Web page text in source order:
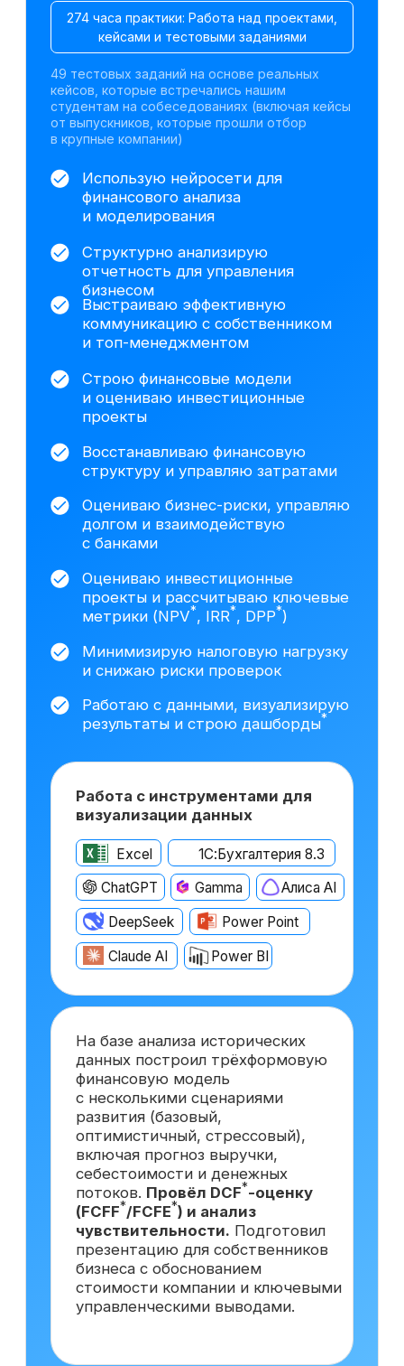
На основе исследования 3408 вакансий hh.ru
мы выделяем наиболее важные навыки,
которым клиенты обучаются на курсе
Минимизирую налоговую нагрузку
и снижаю риски проверок
Оцениваю бизнес-риски, управляю
долгом и взаимодействую
с банками
результаты и строю дашборды
Оцениваю инвестиционные
проекты и рассчитываю ключевые
метрики (NPV*, IRR*, DPP*)
На базе анализа исторических
данных построил трёхформовую
финансовую модель
развития (базовый,
оптимистичный, стрессовый),
включая прогноз выручки,
потоков.Провёл DCF*-оценку
(FCFF /FCFE ) и анализ
чувствительности.Подготовил
презентацию для собственников
стоимости компании и ключевыми
управленческими выводами.
Работа с инструментами для
Excel
Power Point
ChatGPT
1С:Бухгалтерия 8.3
Gamma
DeepSeek
финансовый директор
После прохождения курса
на вакансии востребованной
и высокооплачиваемой
должности
Финансовый директор
с опытом ~6 лет
от 500 000 ₽
Финансовый директор
с опытом ~3 года
от 350 000 ₽
Краснодар
Финансовый директор
на аутсорсинге*
от 150 000 ₽